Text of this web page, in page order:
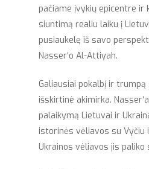
pačiame įvykių epicentre ir
siuntimą realiu laiku į
pusiaukelę iš savo
Nasser‘o Al-Attiyah.
Galiausiai pokalbį ir
išskirtinė akimirka.
palaikymą Lietuvai ir
istorinės vėliavos su Vyčiu
Ukrainos vėliavos jis